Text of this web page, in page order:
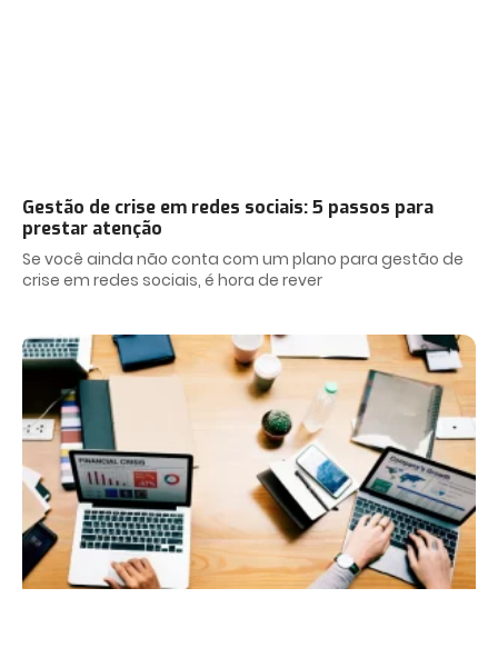
Gestão de crise em redes sociais: 5 passos para
prestar atenção
Se você ainda não conta com um plano para gestão de
crise em redes sociais, é hora de rever